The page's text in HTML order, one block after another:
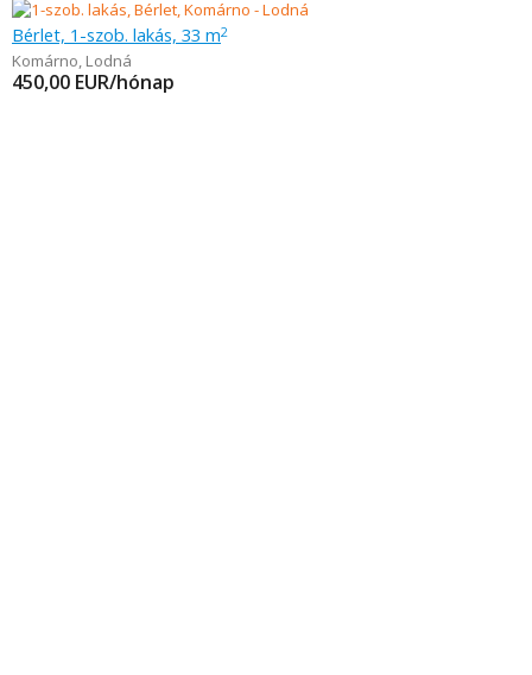
Bérlet, 1-szob. lakás, 33 m2
Komárno, Lodná
450,00 EUR/hónap